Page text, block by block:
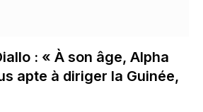
: « À son âge, Alpha
apte à diriger la Guinée,